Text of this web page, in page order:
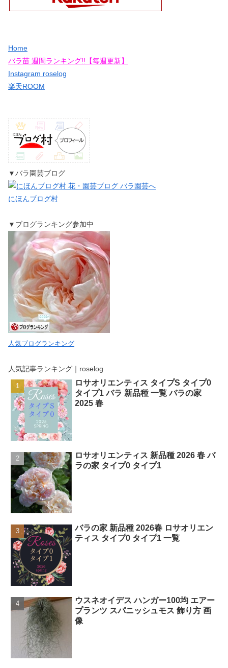
Home
バラ苗 週間ランキング!!【毎週更新】
Instagram roselog
楽天ROOM
▼バラ園芸ブログ
にほんブログ村
▼ブログランキング参加中
人気ブログランキング
人気記事ランキング｜roselog
ロサオリエンティス タイプS タイプ0
タイプ1 バラ 新品種 一覧 バラの家
2025 春
ロサオリエンティス 新品種 2026 春 バ
ラの家 タイプ0 タイプ1
バラの家 新品種 2026春 ロサオリエン
ティス タイプ0 タイプ1 一覧
ウスネオイデス ハンガー100均 エアー
プランツ スパニッシュモス 飾り方 画
像